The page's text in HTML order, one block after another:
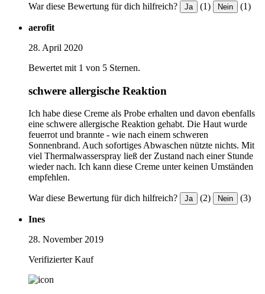
War diese Bewertung für dich hilfreich? Ja (1) Nein (1)
aerofit
28. April 2020
Bewertet mit 1 von 5 Sternen.
schwere allergische Reaktion
Ich habe diese Creme als Probe erhalten und davon ebenfalls
eine schwere allergische Reaktion gehabt. Die Haut wurde
feuerrot und brannte - wie nach einem schweren
Sonnenbrand. Auch sofortiges Abwaschen nützte nichts. Mit
viel Thermalwasserspray ließ der Zustand nach einer Stunde
wieder nach. Ich kann diese Creme unter keinen Umständen
empfehlen.
War diese Bewertung für dich hilfreich? Ja (2) Nein (3)
Ines
28. November 2019
Verifizierter Kauf